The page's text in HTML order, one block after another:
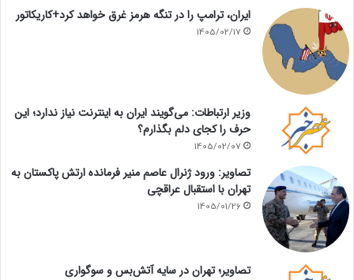
ایران، ترامپ را در تنگه هرمز غرق خواهد کرد+کاریکاتور
1405/02/17
وزیر ارتباطات: می‌گویند ایران به اینترنت نیاز ندارد؛ این
حرف را کجای دلم بگذارم؟
1405/02/07
تصاویر: ورود ژنرال عاصم منیر فرمانده ارتش پاکستان به
تهران با استقبال عراقچی
1405/01/26
تصاویر؛ تهران در سایه آتش‌بس و سوگواری